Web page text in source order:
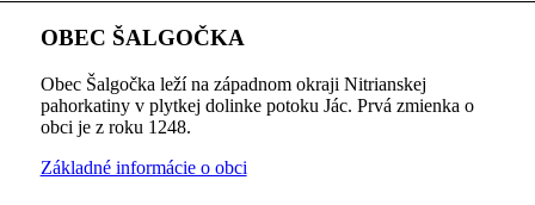
OBEC ŠALGOČKA
Obec Šalgočka leží na západnom okraji Nitrianskej
pahorkatiny v plytkej dolinke potoku Jác. Prvá zmienka o
obci je z roku 1248.
Základné informácie o obci